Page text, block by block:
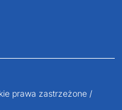
prawa zastrzeżone /